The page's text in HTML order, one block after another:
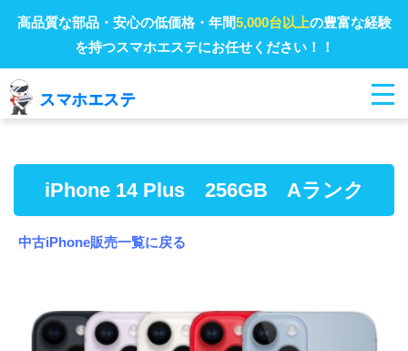
高品質な部品・安心の低価格・年間5,000台以上の豊富な経験
を持つスマホエステにお任せください！！
iPhone 14 Plus 256GB Aランク
中古iPhone販売一覧に戻る